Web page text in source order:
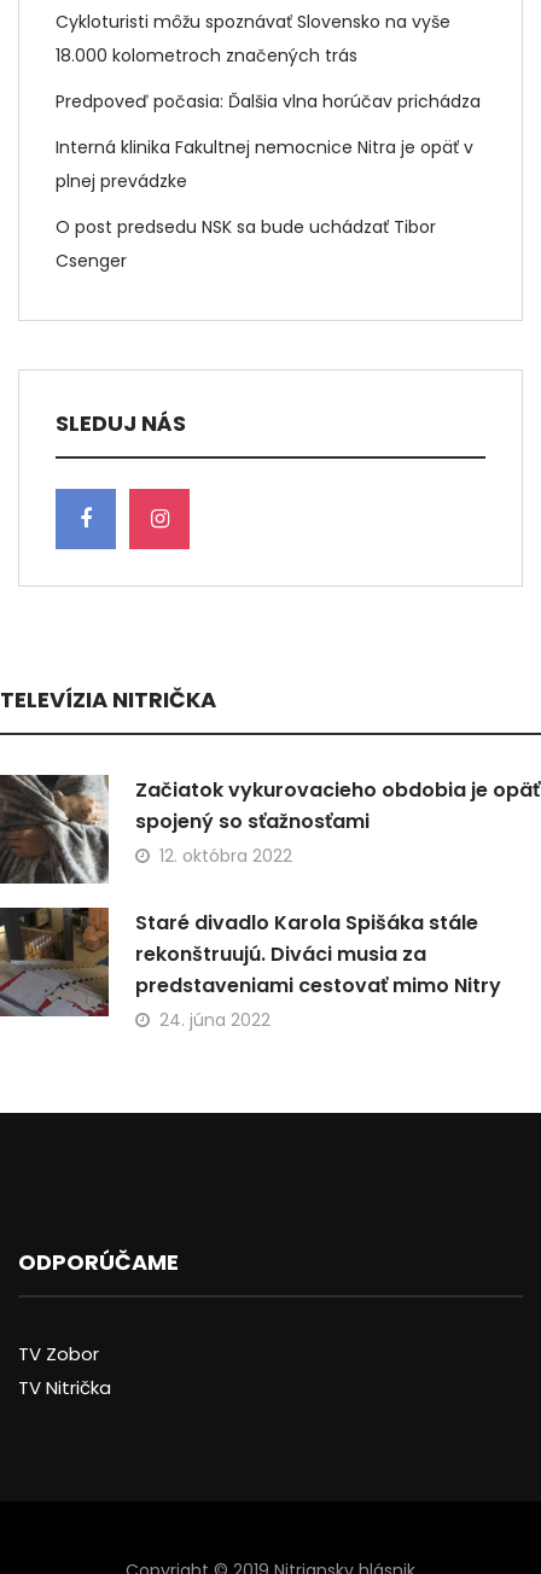
Cykloturisti môžu spoznávať Slovensko na vyše
18.000 kolometroch značených trás
Predpoveď počasia: Ďalšia vlna horúčav prichádza
Interná klinika Fakultnej nemocnice Nitra je opäť v
plnej prevádzke
O post predsedu NSK sa bude uchádzať Tibor
Csenger
SLEDUJ NÁS
TELEVÍZIA NITRIČKA
Začiatok vykurovacieho obdobia je opäť
spojený so sťažnosťami
12. októbra 2022
Staré divadlo Karola Spišáka stále
rekonštruujú. Diváci musia za
predstaveniami cestovať mimo Nitry
24. júna 2022
ODPORÚČAME
TV Zobor
TV Nitrička